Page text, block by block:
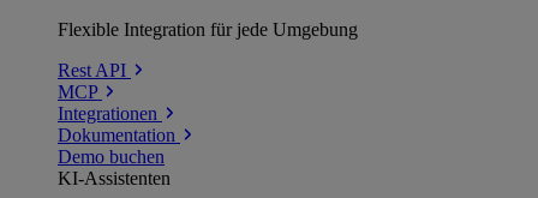
Flexible Integration für jede Umgebung
Rest API
MCP
Integrationen
Dokumentation
Demo buchen
KI-Assistenten